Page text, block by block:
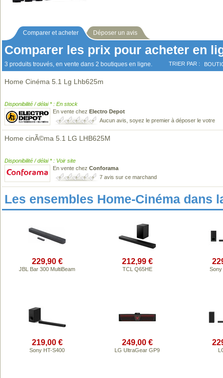
Comparer et acheter Déposer un avis
Comparer les prix pour acheter en
3 produits trouvés, en vente dans 2 boutiques en ligne. TRIER PAR :
Home Cinéma 5.1 Lg Lhb625m
Disponibilité / délai * : En stock
En vente chez Electro Depot
Aucun avis, soyez le premier à déposer le votre
Home cinÃ©ma 5.1 LG LHB625M
Disponibilité / délai * : Voir site
En vente chez Conforama
7 avis sur ce marchand
Les ensembles Home-Cinéma dans
229,90 €
JBL Bar 300 MultiBeam
212,99 €
TCL Q65HE Sony
219,00 €
Sony HT-S400
249,00 €
LG UltraGear GP9